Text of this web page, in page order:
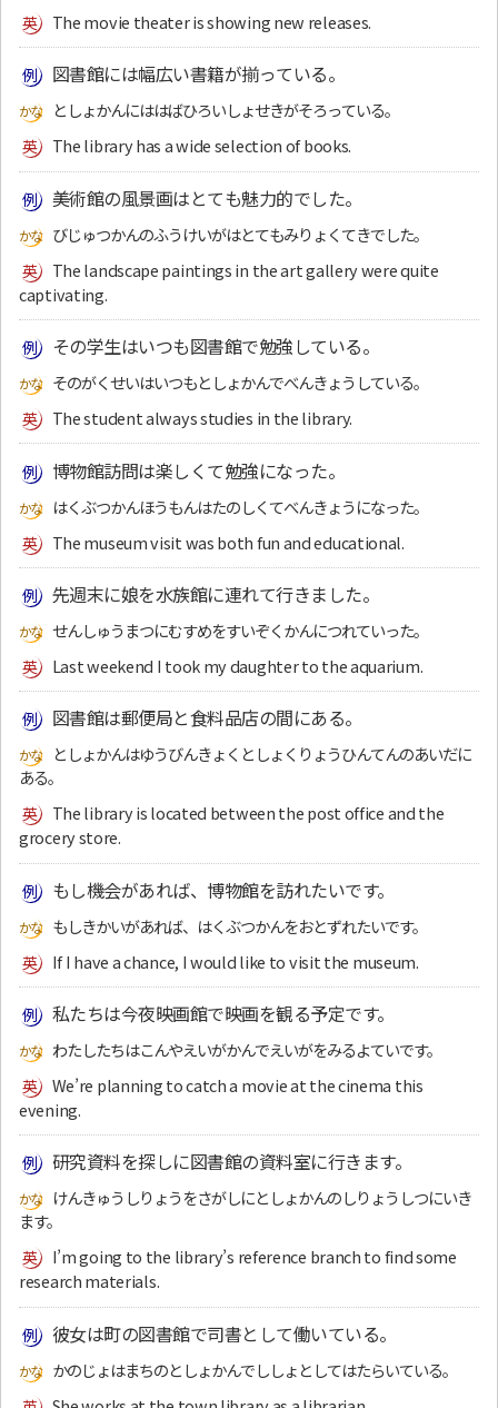
The movie theater is showing new releases.
図書館には幅広い書籍が揃っている。
としょかんにははばひろいしょせきがそろっている。
The library has a wide selection of books.
美術館の風景画はとても魅力的でした。
びじゅつかんのふうけいがはとてもみりょくてきでした。
The landscape paintings in the art gallery were quite
captivating.
その学生はいつも図書館で勉強している。
そのがくせいはいつもとしょかんでべんきょうしている。
The student always studies in the library.
博物館訪問は楽しくて勉強になった。
はくぶつかんほうもんはたのしくてべんきょうになった。
The museum visit was both fun and educational.
先週末に娘を水族館に連れて行きました。
せんしゅうまつにむすめをすいぞくかんにつれていった。
Last weekend I took my daughter to the aquarium.
図書館は郵便局と食料品店の間にある。
としょかんはゆうびんきょくとしょくりょうひんてんのあいだに
ある。
The library is located between the post office and the
grocery store.
もし機会があれば、博物館を訪れたいです。
もしきかいがあれば、はくぶつかんをおとずれたいです。
If I have a chance, I would like to visit the museum.
私たちは今夜映画館で映画を観る予定です。
わたしたちはこんやえいがかんでえいがをみるよていです。
We’re planning to catch a movie at the cinema this
evening.
研究資料を探しに図書館の資料室に行きます。
けんきゅうしりょうをさがしにとしょかんのしりょうしつにいき
ます。
I’m going to the library’s reference branch to find some
research materials.
彼女は町の図書館で司書として働いている。
かのじょはまちのとしょかんでししょとしてはたらいている。